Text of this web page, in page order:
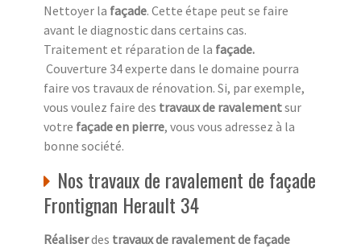
Nettoyer la façade. Cette étape peut se faire
avant le diagnostic dans certains cas.
Traitement et réparation de la façade.
Couverture 34 experte dans le domaine pourra
faire vos travaux de rénovation. Si, par exemple,
vous voulez faire des travaux de ravalementsur
votre façade en pierre, vous vous adressez à la
bonne société.
Nos travaux de ravalement de façade
Frontignan Herault 34
Réaliserdes travaux de ravalement de façade